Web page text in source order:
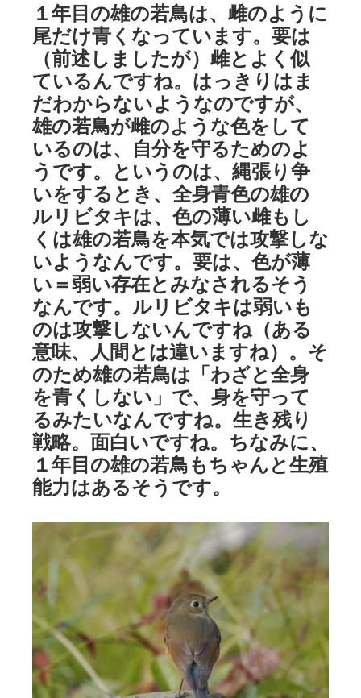
１年目の雄の若鳥は、雌のように
尾だけ青くなっています。要は
（前述しましたが）雌とよく似
ているんですね。はっきりはま
だわからないようなのですが、
雄の若鳥が雌のような色をして
いるのは、自分を守るためのよ
うです。というのは、縄張り争
いをするとき、全身青色の雄の
ルリビタキは、色の薄い雌もし
くは雄の若鳥を本気では攻撃しな
いようなんです。要は、色が薄
い＝弱い存在とみなされるそう
なんです。ルリビタキは弱いも
のは攻撃しないんですね（ある
意味、人間とは違いますね）。そ
のため雄の若鳥は「わざと全身
を青くしない」で、身を守って
るみたいなんですね。生き残り
戦略。面白いですね。ちなみに、
１年目の雄の若鳥もちゃんと生殖
能力はあるそうです。